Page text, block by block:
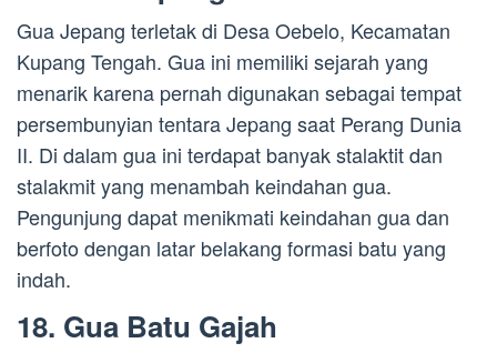
Gua Jepang terletak di Desa Oebelo, Kecamatan
Kupang Tengah. Gua ini memiliki sejarah yang
menarik karena pernah digunakan sebagai tempat
persembunyian tentara Jepang saat Perang Dunia
II. Di dalam gua ini terdapat banyak stalaktit dan
stalakmit yang menambah keindahan gua.
Pengunjung dapat menikmati keindahan gua dan
berfoto dengan latar belakang formasi batu yang
indah.
18. Gua Batu Gajah